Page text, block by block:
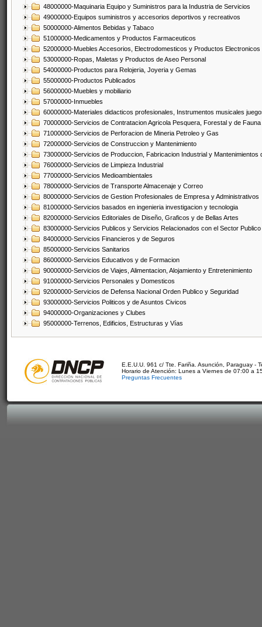
48000000-Maquinaria Equipo y Suministros para la Industria de Servicios
49000000-Equipos suministros y accesorios deportivos y recreativos
50000000-Alimentos Bebidas y Tabaco
51000000-Medicamentos y Productos Farmaceuticos
52000000-Muebles Accesorios, Electrodomesticos y Productos Electronicos
53000000-Ropas, Maletas y Productos de Aseo Personal
54000000-Productos para Relojeria, Joyeria y Gemas
55000000-Productos Publicados
56000000-Muebles y mobiliario
57000000-Inmuebles
60000000-Materiales didacticos profesionales, Instrumentos musicales
70000000-Servicios de Contratacion Agricola Pesquera, Forestal y de Fauna
71000000-Servicios de Perforacion de Mineria Petroleo y Gas
72000000-Servicios de Construccion y Mantenimiento
73000000-Servicios de Produccion, Fabricacion Industrial y Mantenimientos
76000000-Servicios de Limpieza Industrial
77000000-Servicios Medioambientales
78000000-Servicios de Transporte Almacenaje y Correo
80000000-Servicios de Gestion Profesionales de Empresa y Administrativos
81000000-Servicios basados en ingenieria investigacion y tecnologia
82000000-Servicios Editoriales de Diseño, Graficos y de Bellas Artes
83000000-Servicios Publicos y Servicios Relacionados con el Sector Publico
84000000-Servicios Financieros y de Seguros
85000000-Servicios Sanitarios
86000000-Servicios Educativos y de Formacion
90000000-Servicios de Viajes, Alimentacion, Alojamiento y Entretenimiento
91000000-Servicios Personales y Domesticos
92000000-Servicios de Defensa Nacional Orden Publico y Seguridad
93000000-Servicios Politicos y de Asuntos Civicos
94000000-Organizaciones y Clubes
95000000-Terrenos, Edificios, Estructuras y Vías
E.E.U.U. 961 c/ Tte. Fariña. Asunción, Paraguay -
Horario de Atención: Lunes a Viernes de 07:00 a
Preguntas Frecuentes